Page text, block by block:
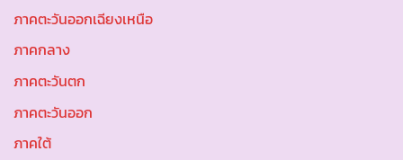
ภาคตะวันออกเฉียงเหนือ
ภาคกลาง
ภาคตะวันตก
ภาคตะวันออก
ภาคใต้